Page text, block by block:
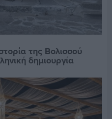
της Βολισσού
δημιουργία